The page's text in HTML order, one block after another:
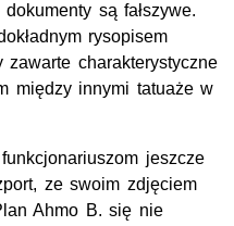
są fałszywe.
rysopisem
zawarte charakterystyczne
między innymi tatuaże w
jeszcze
ze swoim zdjęciem
Ahmo B. się nie